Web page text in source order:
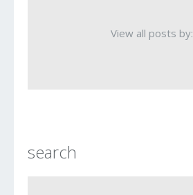
View all posts by:
search